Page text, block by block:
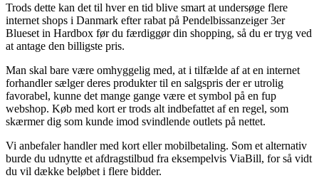
Trods dette kan det til hver en tid blive smart at undersøge flere
internet shops i Danmark efter rabat på Pendelbissanzeiger 3er
Blueset in Hardbox før du færdiggør din shopping, så du er tryg ved
at antage den billigste pris.
Man skal bare være omhyggelig med, at i tilfælde af at en internet
forhandler sælger deres produkter til en salgspris der er utrolig
favorabel, kunne det mange gange være et symbol på en fup
webshop. Køb med kort er trods alt indbefattet af en regel, som
skærmer dig som kunde imod svindlende outlets på nettet.
Vi anbefaler handler med kort eller mobilbetaling. Som et alternativ
burde du udnytte et afdragstilbud fra eksempelvis ViaBill, for så vidt
du vil dække beløbet i flere bidder.